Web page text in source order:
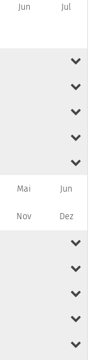
Jun Jul
Mai Jun
Nov Dez